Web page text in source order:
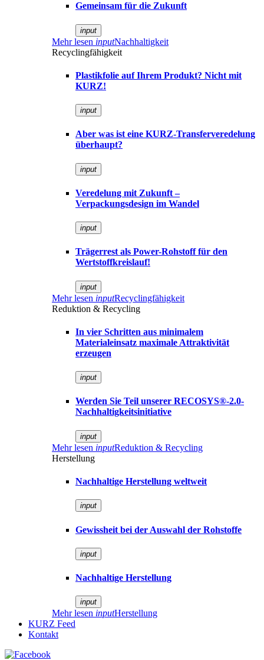
Gemeinsam für die Zukunft
input
Mehr lesen inputNachhaltigkeit
Recyclingfähigkeit
Plastikfolie auf Ihrem Produkt? Nicht mit
KURZ!
input
Aber was ist eine KURZ-Transferveredelung
überhaupt?
input
Veredelung mit Zukunft –
Verpackungsdesign im Wandel
input
Trägerrest als Power-Rohstoff für den
Wertstoffkreislauf!
input
Mehr lesen inputRecyclingfähigkeit
Reduktion & Recycling
In vier Schritten aus minimalem
Materialeinsatz maximale Attraktivität
erzeugen
input
Werden Sie Teil unserer RECOSYS®-2.0-
Nachhaltigkeitsinitiative
input
Mehr lesen inputReduktion & Recycling
Herstellung
Nachhaltige Herstellung weltweit
input
Gewissheit bei der Auswahl der Rohstoffe
input
Nachhaltige Herstellung
input
Mehr lesen inputHerstellung
KURZ Feed
Kontakt